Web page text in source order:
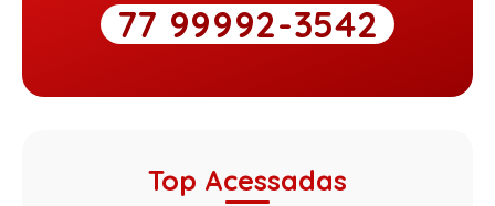
77 99992-3542
Top Acessadas